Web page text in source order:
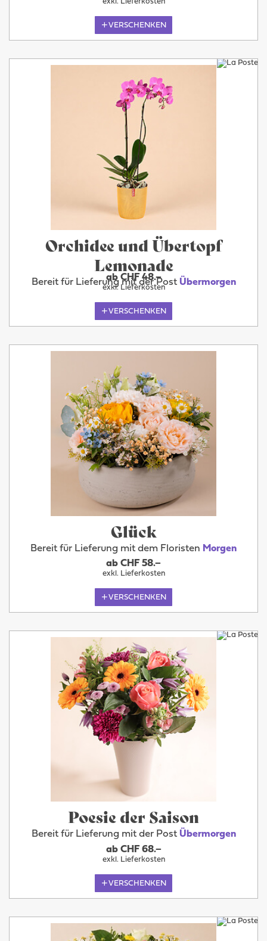
VERSCHENKEN
Orchidee und Übertopf
Lemonade
Bereit für Lieferung mit der Post Übermorgen
ab CHF 48.–
exkl. Lieferkosten
VERSCHENKEN
Glück
Bereit für Lieferung mit dem Floristen Morgen
ab CHF 58.–
exkl. Lieferkosten
VERSCHENKEN
Poesie der Saison
Bereit für Lieferung mit der Post Übermorgen
ab CHF 68.–
exkl. Lieferkosten
VERSCHENKEN